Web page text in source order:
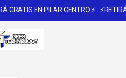
GRATIS EN PILAR CENTRO ⚡ ⚡RETIRÁ